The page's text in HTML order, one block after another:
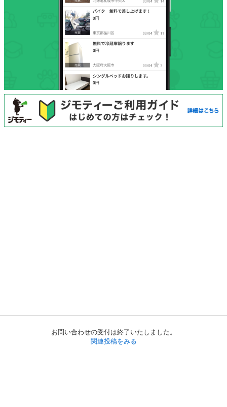
お問い合わせの受付は終了いたしました。
関連投稿をみる